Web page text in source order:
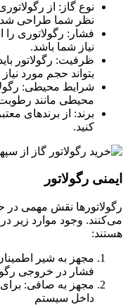
نوع گاز: از
نظر شما طراحی
فشار: رگولاتوری
نیاز شما باشد.
ظرفیت: رگولاتور
بتواند حجم مورد
شرایط محیطی:
محیطی مانند
برند: از برندهای
کنید.
ایمنی رگولاتور
رگولاتورها نقش مهمی در
می‌کنند. وجود موارد زیر
هستند:
مجهز به شیر
فشار در خروجی
مجهز به صافی: برای
داخل سیستم